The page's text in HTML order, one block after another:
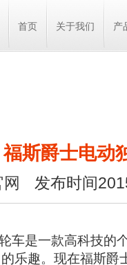
首页 关于我们 产
斯爵士电动
发布时间
是一款高科技的
乐趣。现在福斯爵